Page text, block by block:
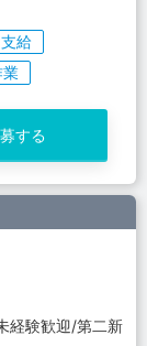
給
業
する
経験歓迎/第二新